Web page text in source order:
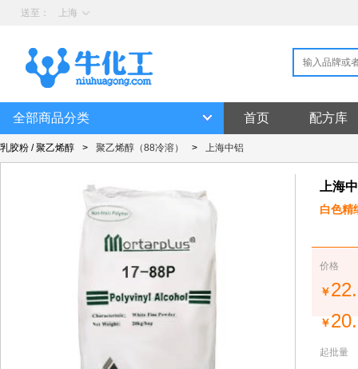
送至： 上海
首页 配方库
全部商品分类
乳胶粉 / 聚乙烯醇 > 聚乙烯醇（88冷溶） > 上海中铝
上海
白色精
价格
￥
￥
起批量